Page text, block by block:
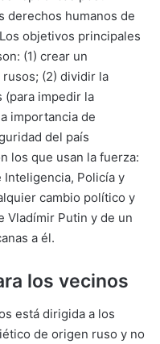
derechos humanos de
objetivos principales
(1) crear un
(2) dividir la
(para impedir la
importancia de
del país
los que usan la fuerza:
Policía y
cambio político y
Vladímir Putin y de un
a él.
los vecinos
está dirigida a los
de origen ruso y no